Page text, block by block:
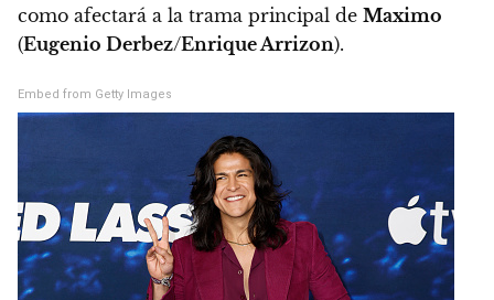
como afectará a la trama principal de Maximo
(Eugenio Derbez/Enrique Arrizon).
Embed from Getty Images